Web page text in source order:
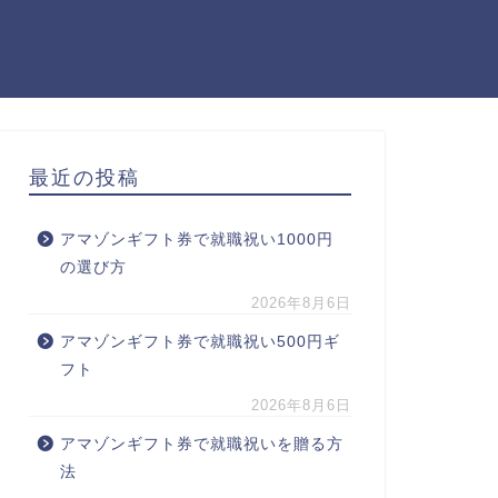
最近の投稿
アマゾンギフト券で就職祝い1000円
の選び方
2026年8月6日
アマゾンギフト券で就職祝い500円ギ
フト
2026年8月6日
アマゾンギフト券で就職祝いを贈る方
法